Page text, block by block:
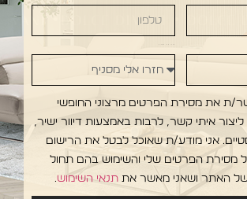
•DOLCE DIVANI • DOLCE
ת את מסירת הפרטים מרצוני החופשי
איתי קשר, לרבות באמצעות דיוור ישיר,
אני מודע/ת שאוכל לבטל את הרישום
מסירת הפרטים שלי והשימוש בהם תחול
האתר ושאני מאשר את תנאי השימוש.